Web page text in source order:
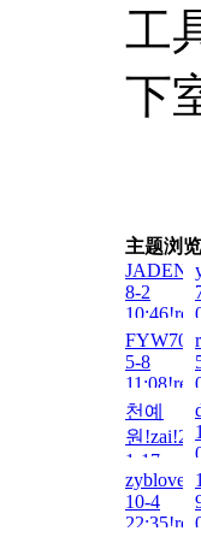
工
下
主题浏
8-2
5-8
천예
원
1-17
10-4